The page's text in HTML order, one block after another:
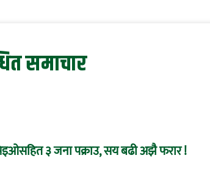
समाचार
३ जना पक्राउ, सय बढी अझै फरार !